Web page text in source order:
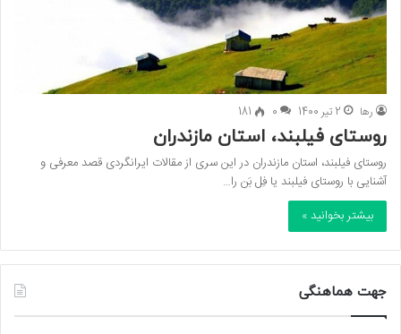
رها 2 تیر 1400 0
181
روستای فیلبند، استان مازندران
روستای فیلبند، استان مازندران در این سری از مقالات ایرانگردی قصد معرفی و
آشنایی با روستای فیلبند یا فِل‌ بَن را…
بیشتر بخوانید »
جهت هماهنگی